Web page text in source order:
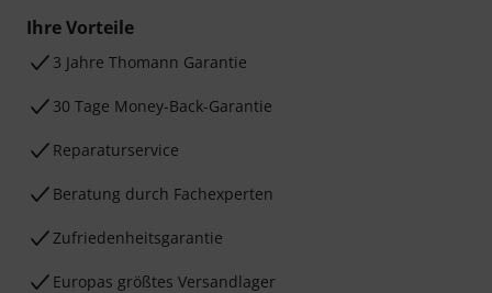
Ihre Vorteile
3 Jahre Thomann Garantie
30 Tage Money-Back-Garantie
Reparaturservice
Beratung durch Fachexperten
Zufriedenheitsgarantie
Europas größtes Versandlager